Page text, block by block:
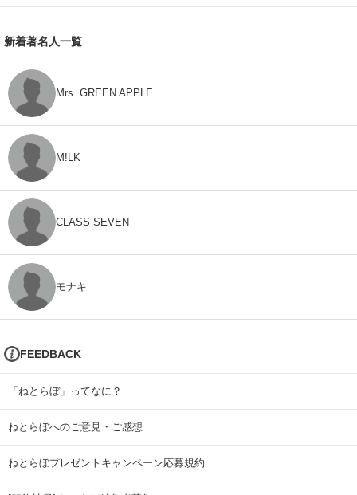
新着著名人一覧
Mrs. GREEN APPLE
M!LK
CLASS SEVEN
モナキ
FEEDBACK
「ねとらぼ」ってなに？
ねとらぼへのご意見・ご感想
ねとらぼプレゼントキャンペーン応募規約